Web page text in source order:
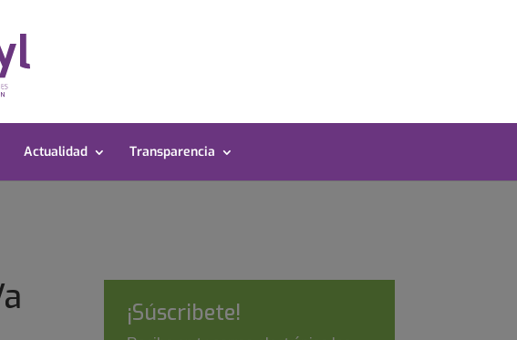
Actualidad Transparencia
¡Súscribete!